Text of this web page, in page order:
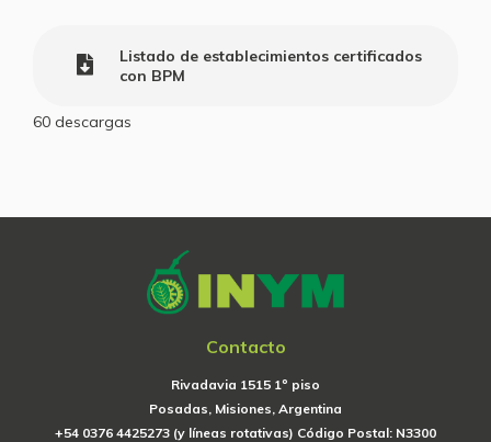
Listado de establecimientos certificados
con BPM
60 descargas
Contacto
Rivadavia 1515 1º piso
Posadas, Misiones, Argentina
+54 0376 4425273 (y líneas rotativas) Código Postal: N3300